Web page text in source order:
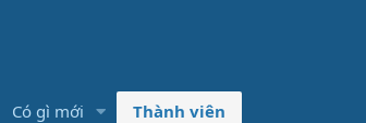
Có gì mới Thành viên